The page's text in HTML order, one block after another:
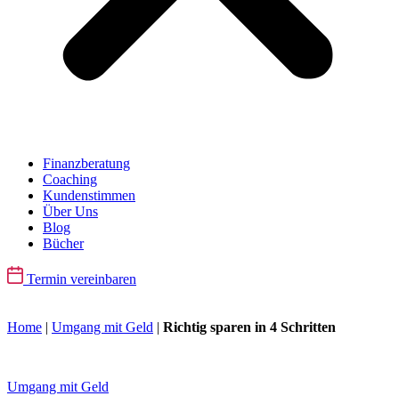
Finanzberatung
Coaching
Kundenstimmen
Über Uns
Blog
Bücher
Termin vereinbaren
Home | Umgang mit Geld | Richtig sparen in 4 Schritten
Umgang mit Geld